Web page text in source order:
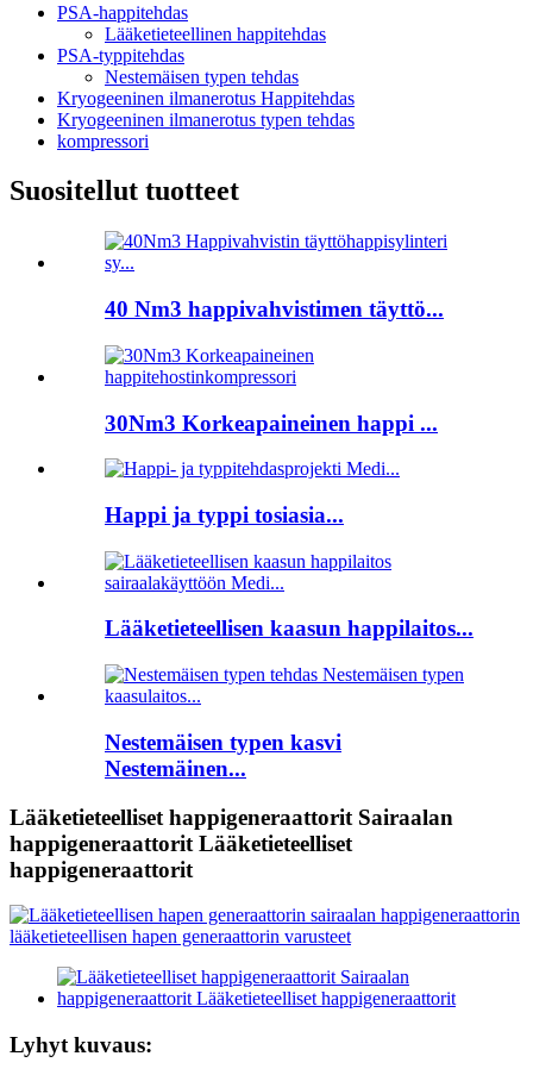
PSA-happitehdas
Lääketieteellinen happitehdas
PSA-typpitehdas
Nestemäisen typen tehdas
Kryogeeninen ilmanerotus Happitehdas
Kryogeeninen ilmanerotus typen tehdas
kompressori
Suositellut tuotteet
40 Nm3 happivahvistimen täyttö...
30Nm3 Korkeapaineinen happi ...
Happi ja typpi tosiasia...
Lääketieteellisen kaasun happilaitos...
Nestemäisen typen kasvi
Nestemäinen...
Lääketieteelliset happigeneraattorit Sairaalan
happigeneraattorit Lääketieteelliset
happigeneraattorit
Lyhyt kuvaus: